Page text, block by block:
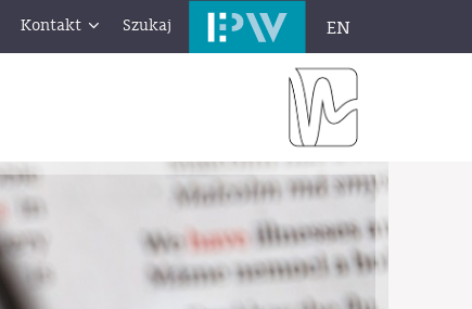
Kontakt Szukaj EN